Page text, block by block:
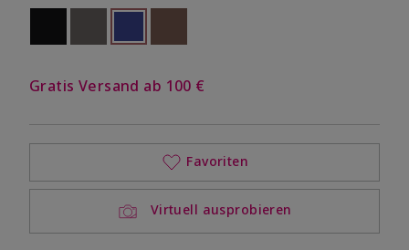
Out of stockOut of stock
selected
Out of stock
Gratis Versand ab 100 €
Virtuell ausprobieren
Favoriten